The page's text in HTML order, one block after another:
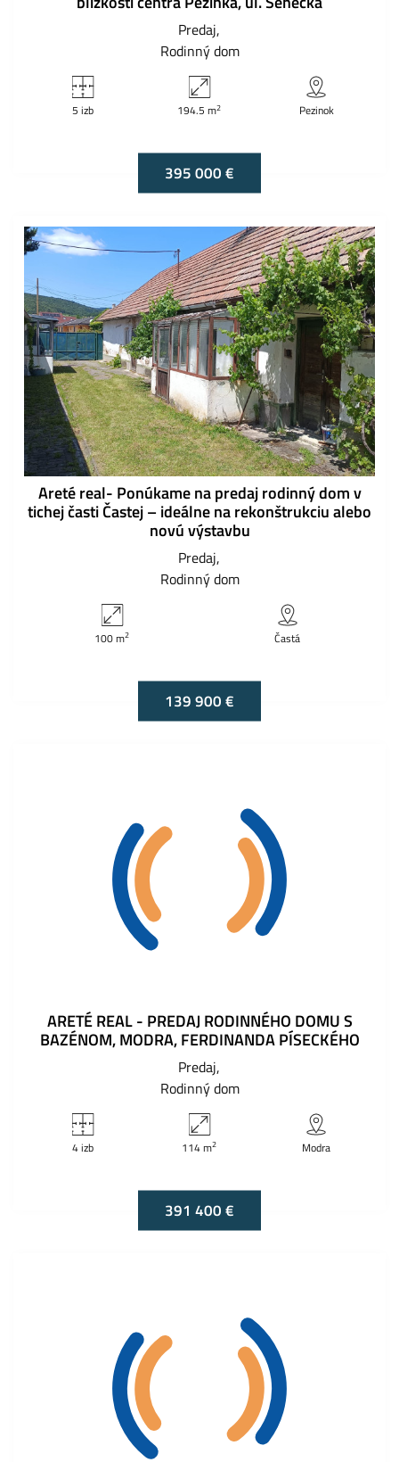
Predaj
Rodinný dom
5 izb 194.5 m2 Pezinok
395 000 €
Areté real- Ponúkame na predaj rodinný dom v
tichej časti Častej – ideálne na rekonštrukciu alebo
novú výstavbu
Predaj
Rodinný dom
100 m2 Častá
139 900 €
ARETÉ REAL - PREDAJ RODINNÉHO DOMU S
BAZÉNOM, MODRA, FERDINANDA PÍSECKÉHO
Predaj
Rodinný dom
4 izb 114 m2 Modra
391 400 €